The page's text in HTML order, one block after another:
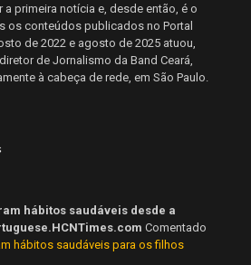
primeira notícia e, desde então, é o
os conteúdos publicados no Portal
de 2022 e agosto de 2025 atuou,
de Jornalismo da Band Ceará,
à cabeça de rede, em São Paulo.
hábitos saudáveis desde a
Comentado
hábitos saudáveis para os filhos